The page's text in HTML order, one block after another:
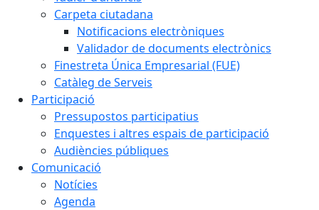
Carpeta ciutadana
Notificacions electròniques
Validador de documents electrònics
Finestreta Única Empresarial (FUE)
Catàleg de Serveis
Participació
Pressupostos participatius
Enquestes i altres espais de participació
Audiències públiques
Comunicació
Notícies
Agenda